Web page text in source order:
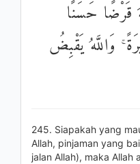
قَرْضًا حَسَنًا
وَاللَّهُ يَقْبِضُ
245. Siapakah yang
Allah, pinjaman yang
jalan Allah), maka Allah